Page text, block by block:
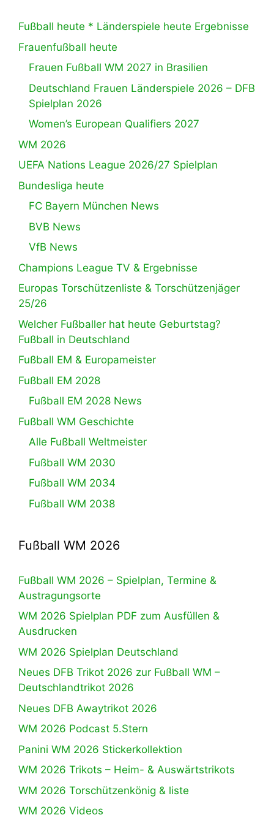
Fußball heute * Länderspiele heute Ergebnisse
Frauenfußball heute
Frauen Fußball WM 2027 in Brasilien
Deutschland Frauen Länderspiele 2026 – DFB
Spielplan 2026
Women’s European Qualifiers 2027
WM 2026
UEFA Nations League 2026/27 Spielplan
Bundesliga heute
FC Bayern München News
BVB News
VfB News
Champions League TV & Ergebnisse
Europas Torschützenliste & Torschützenjäger
25/26
Welcher Fußballer hat heute Geburtstag?
Fußball in Deutschland
Fußball EM & Europameister
Fußball EM 2028
Fußball EM 2028 News
Fußball WM Geschichte
Alle Fußball Weltmeister
Fußball WM 2030
Fußball WM 2034
Fußball WM 2038
Fußball WM 2026
Fußball WM 2026 – Spielplan, Termine &
Austragungsorte
WM 2026 Spielplan PDF zum Ausfüllen &
Ausdrucken
WM 2026 Spielplan Deutschland
Neues DFB Trikot 2026 zur Fußball WM –
Deutschlandtrikot 2026
Neues DFB Awaytrikot 2026
WM 2026 Podcast 5.Stern
Panini WM 2026 Stickerkollektion
WM 2026 Trikots – Heim- & Auswärtstrikots
WM 2026 Torschützenkönig & liste
WM 2026 Videos